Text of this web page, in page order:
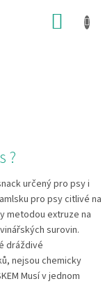
?
určený pro psy i
pro psy citlivé na
metodou extruze na
surovin.
dráždivé
nejsou chemicky
Musí v jednom